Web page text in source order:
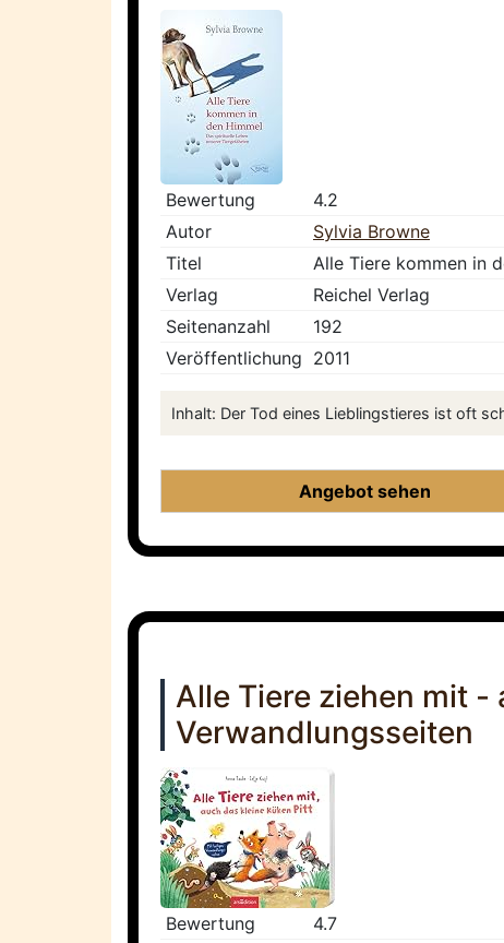
Bewertung
4.2
Autor
Sylvia Browne
Titel
Alle Tiere kommen in
Verlag
Reichel Verlag
Seitenanzahl
192
Veröffentlichung 2011
Inhalt: Der Tod eines Lieblingstieres ist oft
Angebot sehen
Alle Tiere ziehen mit -
Verwandlungsseiten
Bewertung
4.7